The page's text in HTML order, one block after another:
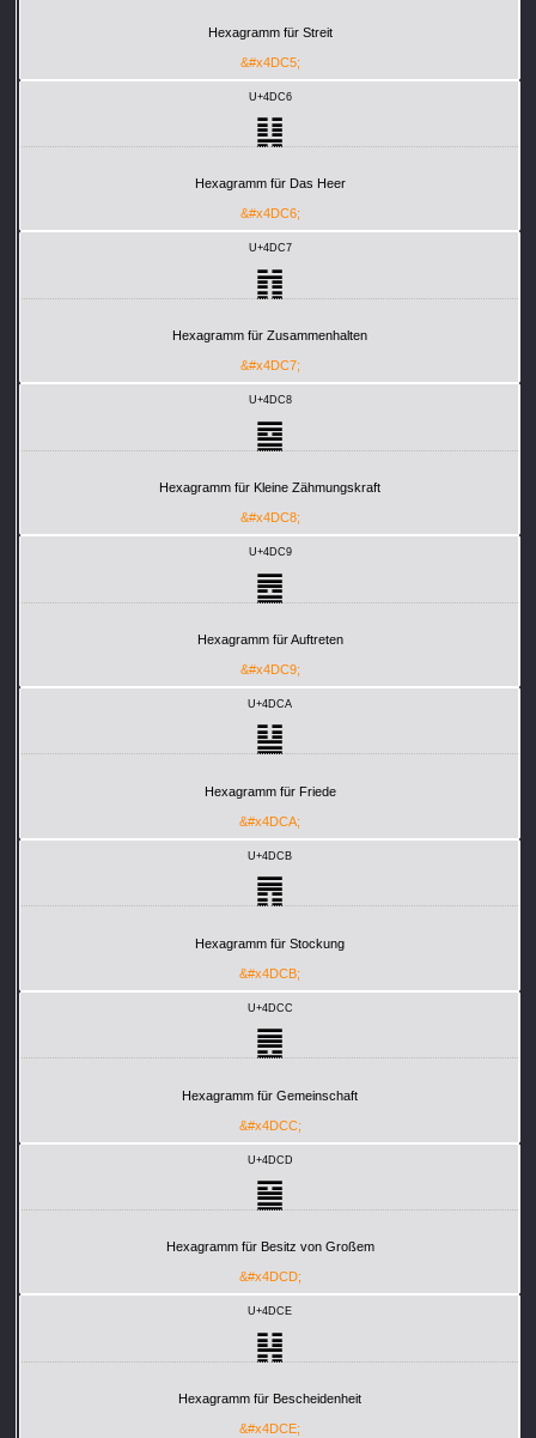
Hexagramm für Streit
&#x4DC5;
U+4DC6
䷆
Hexagramm für Das Heer
&#x4DC6;
U+4DC7
䷇
Hexagramm für Zusammenhalten
&#x4DC7;
U+4DC8
䷈
Hexagramm für Kleine Zähmungskraft
&#x4DC8;
U+4DC9
䷉
Hexagramm für Auftreten
&#x4DC9;
U+4DCA
䷊
Hexagramm für Friede
&#x4DCA;
U+4DCB
䷋
Hexagramm für Stockung
&#x4DCB;
U+4DCC
䷌
Hexagramm für Gemeinschaft
&#x4DCC;
U+4DCD
䷍
Hexagramm für Besitz von Großem
&#x4DCD;
U+4DCE
䷎
Hexagramm für Bescheidenheit
&#x4DCE;